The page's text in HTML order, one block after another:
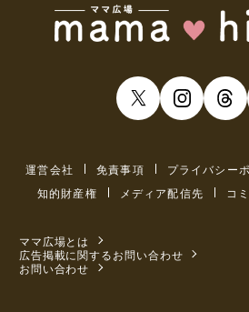
運営会社 免責事項 プライバシー
知的財産権
メディア配信先 コ
ママ広場とは
広告掲載に関するお問い合わせ
お問い合わせ